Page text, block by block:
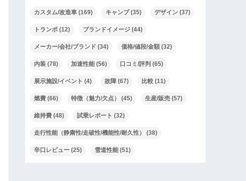
カスタム/改造車 (169) キャンプ(35) デザイン (37)
トランポ (12) ブランドイメージ (44)
メーカー/会社/ブランド (34) 価格/値段/金額 (32)
内装 (78) 加速性能 (56) 口コミ/評判 (65)
展示施設/イベント (4) 故障 (67) 比較 (11)
燃費 (66) 特徴（魅力/欠点） (45) 生産/販売 (57)
維持費 (48) 試乗レポート (32)
走行性能（静粛性/走破性/機能性/耐久性） (38)
辛口レビュー (25) 雪道性能 (51)